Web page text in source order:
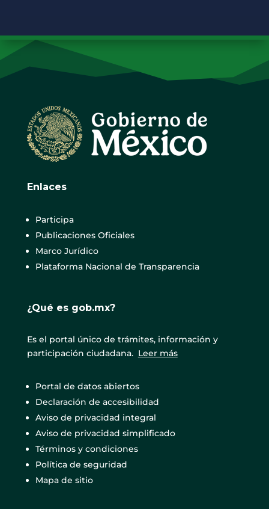
Enlaces
Participa
Publicaciones Oficiales
Marco Jurídico
Plataforma Nacional de Transparencia
¿Qué es gob.mx?
Es el portal único de trámites, información y
participación ciudadana. Leer más
Portal de datos abiertos
Declaración de accesibilidad
Aviso de privacidad integral
Aviso de privacidad simplificado
Términos y condiciones
Política de seguridad
Mapa de sitio